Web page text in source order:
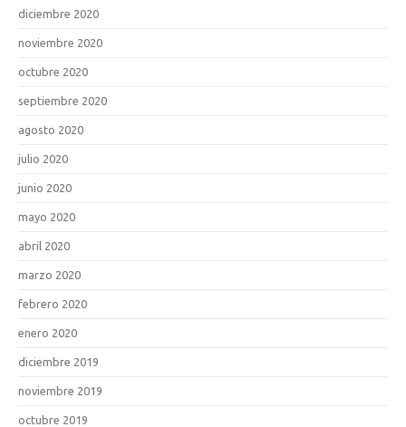
diciembre 2020
noviembre 2020
octubre 2020
septiembre 2020
agosto 2020
julio 2020
junio 2020
mayo 2020
abril 2020
marzo 2020
febrero 2020
enero 2020
diciembre 2019
noviembre 2019
octubre 2019